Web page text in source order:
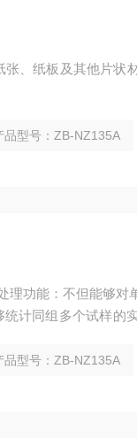
、纸板及其他片状
品型号：ZB-NZ135A
理功能：不但能够对
计同组多个试样的
有技术*进、功能齐
品型号：ZB-NZ135A